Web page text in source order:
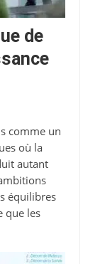
de
comme un
où la
autant
équilibres
que les